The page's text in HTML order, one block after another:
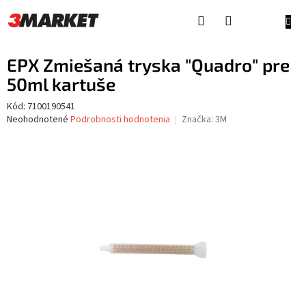
na
obsah
EPX Zmiešaná tryska "Quadro" pre
50ml kartuše
Kód: 7100190541
Priemerné
Neohodnotené Podrobnosti hodnotenia Značka: 3M